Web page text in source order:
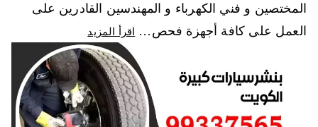
المختصين و فني الكهرباء و المهندسين القادرين على
العمل على كافة أجهزة فحص… اقرأ المزيد